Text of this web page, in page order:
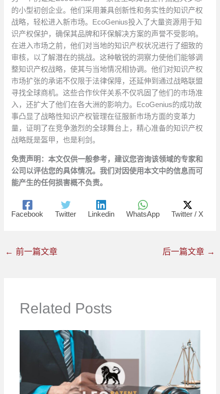
的小型初创企业。他们采用兼具创新性和务实性的知识产权
战略，轻松进入新市场。EcoGenius投入了大量资源用于知
识产权保护，确保其品牌和环保解决方案的声誉不受影响。
在进入市场之前，他们对当地的知识产权状况进行了细致的
审核，以了解潜在的挑战。这种敏锐的洞察力使他们能够调
整知识产权战略，使其与当地情况相协调。他们对知识产权
市场扩张的承诺不仅限于法律保障，还延伸到通过战略联盟
寻找全球商机。这些合作伙伴关系不仅巩固了他们的市场准
入，还扩大了他们在各大洲的影响力。EcoGenius的成功故
事凸显了战略性知识产权管理在征服新市场方面的变革力
量，证明了在竞争激烈的全球舞台上，精心准备的知识产权
战略既是盔甲，也是利剑。
免责声明：本文仅供一般参考，建议您咨询该领域的专家和
公司以评估您的具体情况。我们对因使用本文中的信息而可
能产生的任何损害概不负责。
Facebook Twitter Linkedin WhatsApp Twitter / X
← 前一篇文章 后一篇文章 →
Related Posts